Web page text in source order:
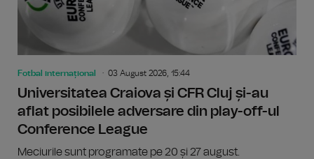
Fotbal internațional 03 August 2026, 15:44
Universitatea Craiova și CFR Cluj și-au
aflat posibilele adversare din play-off-ul
Conference League
Meciurile sunt programate pe 20 și 27 august.